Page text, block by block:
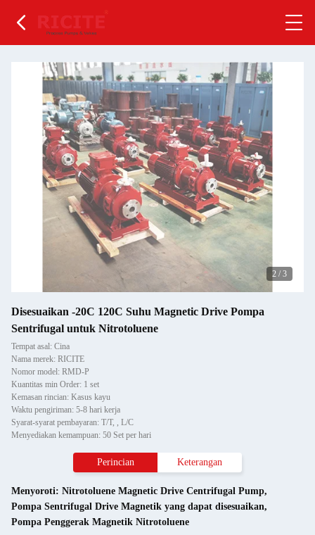
2 / 3
Disesuaikan -20C 120C Suhu Magnetic Drive Pompa
Sentrifugal untuk Nitrotoluene
Tempat asal: Cina
Nama merek: RICITE
Nomor model: RMD-P
Kuantitas min Order: 1 set
Kemasan rincian: Kasus kayu
Waktu pengiriman: 5-8 hari kerja
Syarat-syarat pembayaran: T/T, , L/C
Menyediakan kemampuan: 50 Set per hari
Perincian Keterangan
Menyoroti: Nitrotoluene Magnetic Drive Centrifugal Pump,
Pompa Sentrifugal Drive Magnetik yang dapat disesuaikan,
Pompa Penggerak Magnetik Nitrotoluene